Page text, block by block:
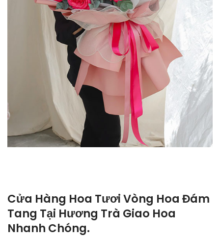
Cửa Hàng Hoa Tươi Vòng Hoa Đám
Tang Tại Hương Trà Giao Hoa
Nhanh Chóng.